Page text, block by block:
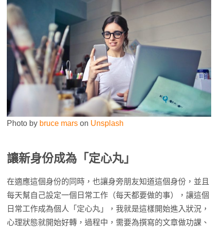
Photo by bruce mars on Unsplash
讓新身份成為「定心丸」
在適應這個身份的同時，也讓身旁朋友知道這個身份，並且
每天幫自己設定一個日常工作（每天都要做的事），讓這個
日常工作成為個人「定心丸」，我就是這樣開始進入狀況，
心理狀態就開始好轉，過程中，需要為撰寫的文章做功課、